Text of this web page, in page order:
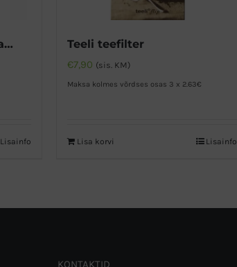
Brodies Scottish Breakfast must tee
Lisainfo
Teeli teefilter
€7,90 (sis. KM)
Maksa kolmes võrdses osas 3 x 2.63€
Lisa korvi Lisainfo
KONTAKTID